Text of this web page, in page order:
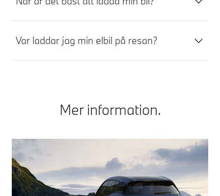
Var laddar jag min elbil på resan?
Mer information.